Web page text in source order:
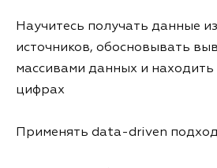
Научитесь получать данные
источников, обосновывать
массивами данных и находить
цифрах
Применять data-driven подход